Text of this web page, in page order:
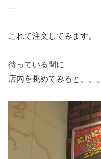
—
これで注文してみます。
待っている間に
店内を眺めてみると、、、